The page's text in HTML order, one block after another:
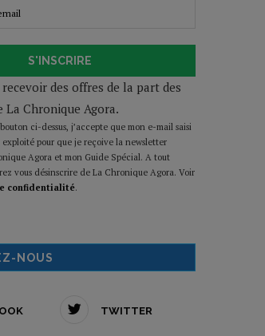
S'INSCRIRE
des offres de la part des
La Chronique Agora.
ci-dessus, j’accepte que mon e-mail saisi
pour que je reçoive la newsletter
Agora et mon Guide Spécial. A tout
vous désinscrire de La Chronique Agora. Voir
confidentialité.
NOUS
TWITTER